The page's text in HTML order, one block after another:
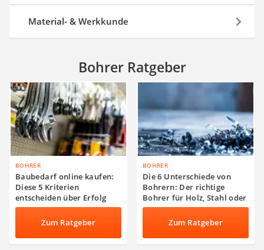
Material- & Werkkunde
Bohrer Ratgeber
BOHRER
Baubedarf online kaufen:
Diese 5 Kriterien
entscheiden über Erfolg
oder Fehlinvestition
Zum Ratgeber
BOHRER
Die 6 Unterschiede von
Bohrern: Der richtige
Bohrer für Holz, Stahl oder
Beton
Zum Ratgeber